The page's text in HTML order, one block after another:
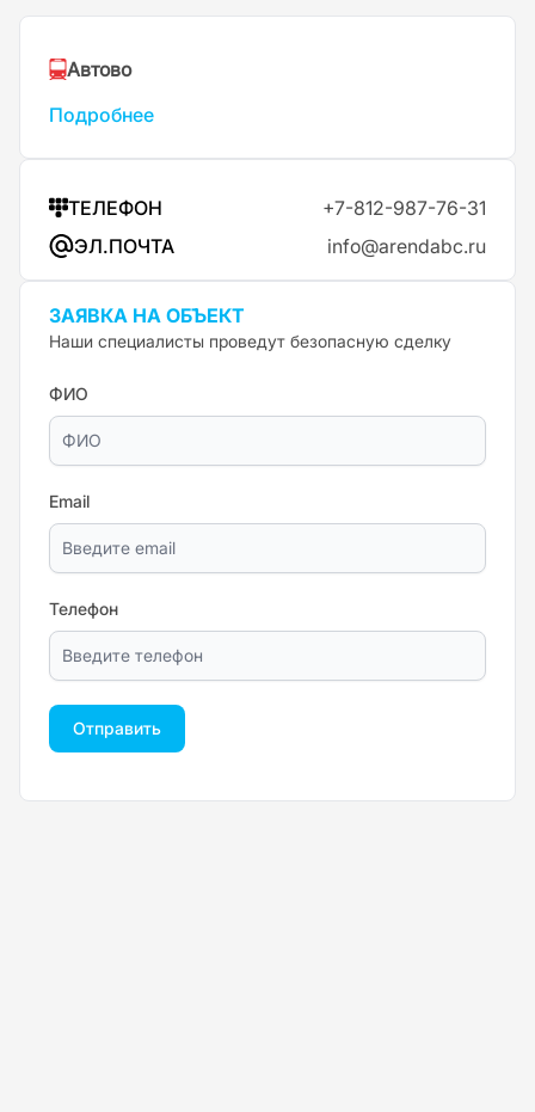
Автово
Подробнее
ТЕЛЕФОН
+7-812-987-76-31
ЭЛ.ПОЧТА
info@arendabc.ru
ЗАЯВКА НА ОБЪЕКТ
Наши специалисты проведут безопасную сделку
ФИО
Email
Телефон
Отправить